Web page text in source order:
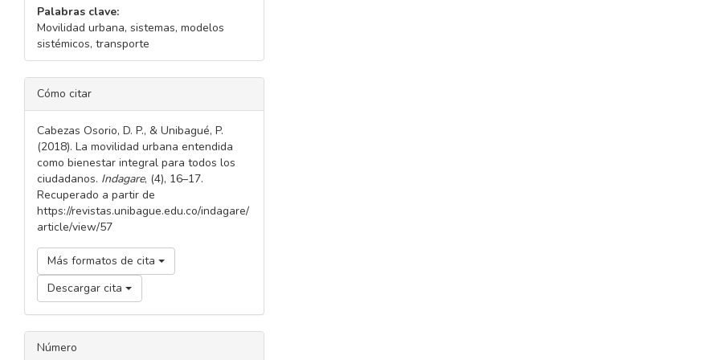
Palabras clave:
Movilidad urbana, sistemas, modelos
sistémicos, transporte
DETALLES
DEL
ARTÍCULO
Cómo citar
Cabezas Osorio, D. P., & Unibagué, P.
(2018). La movilidad urbana entendida
como bienestar integral para todos los
ciudadanos. Indagare, (4), 16–17.
Recuperado a partir de
https://revistas.unibague.edu.co/indagare/
article/view/57
Más formatos de cita
Descargar cita
Número